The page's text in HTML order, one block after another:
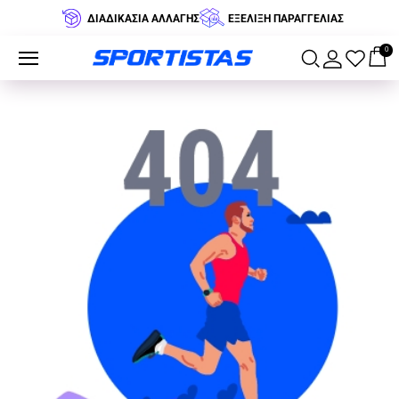
ΔΙΑΔΙΚΑΣΙΑ ΑΛΛΑΓΗΣ ΕΞΕΛΙΞΗ ΠΑΡΑΓΓΕΛΙΑΣ
0